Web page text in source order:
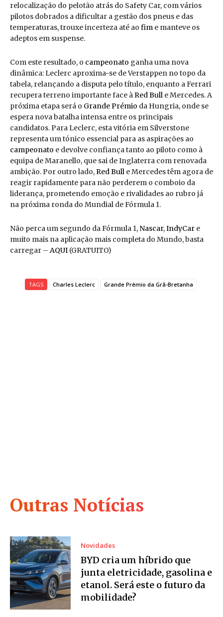
Outras Notícias
Novidades
BYD cria um híbrido que
junta eletricidade, gasolina e
etanol. Será este o futuro da
mobilidade?
relocalização do pelotão atrás do Safety Car, com vários
pilotos dobrados a dificultar a gestão dos pneus e das
temperaturas, trouxe incerteza até ao fim e manteve os
adeptos em suspense.
Com este resultado, o campeonato ganha uma nova
dinâmica: Leclerc aproxima-se de Verstappen no topo da
tabela, relançando a disputa pelo título, enquanto a Ferrari
recupera terreno importante face àRed Bull e Mercedes. A
próxima etapa será o Grande Prémio da Hungria, onde se
espera nova batalha intensa entre os principais
candidatos. Para Leclerc, esta vitória em Silverstone
representa um tónico essencial para as aspirações ao
campeonato e devolve confiança tanto ao piloto como à
equipa de Maranello, que sai de Inglaterra com renovada
ambição. Por outro lado,Red Bull e Mercedes têm agora de
reagir rapidamente para não perderem o comboio da
liderança, prometendo emoção e rivalidades ao rubro já
na próxima ronda do Mundial de Fórmula 1.
Não perca um segundo da Fórmula 1, Nascar,IndyCar e
muito mais na aplicação mais completa do Mundo, basta
carregar – AQUI (GRATUITO)
TAGS Charles Leclerc Grande Prémio da Grã-Bretanha